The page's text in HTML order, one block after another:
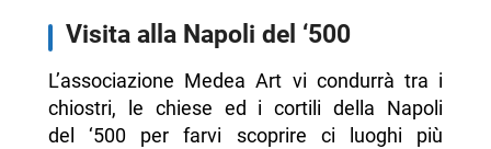
Visita alla Napoli del ‘500
L’associazione Medea Art vi condurrà tra i
chiostri, le chiese ed i cortili della Napoli
del ‘500 per farvi scoprire ci luoghi più